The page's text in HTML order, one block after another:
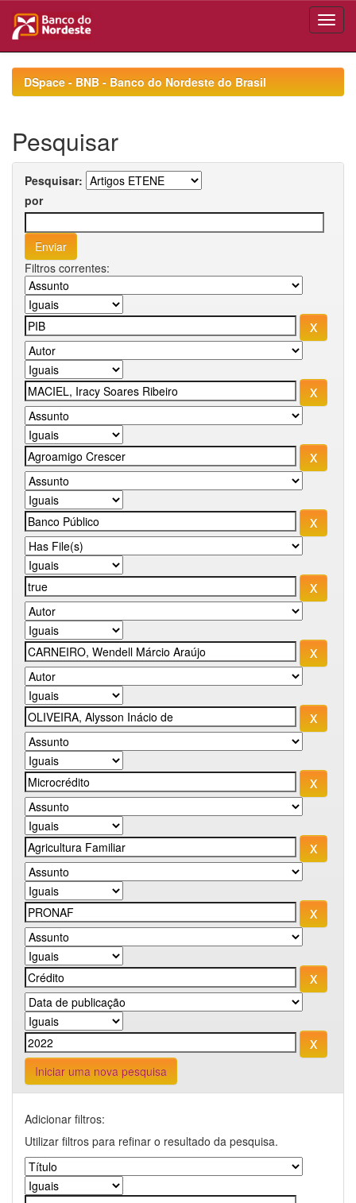
navigationDSpace - BNB - Banco do Nordeste do Brasil
Pesquisar
Pesquisar:
por
Filtros correntes:
Iniciar uma nova pesquisa
Adicionar filtros:
Utilizar filtros para refinar o resultado da pesquisa.